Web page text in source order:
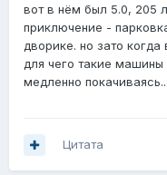
вот в нём был 5.0, 205
приключение -
дворике. но зато
для чего такие
медленно
Цитата